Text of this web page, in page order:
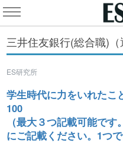
三井住友銀行(総合職)
ES研究所
学生時代に力をいれたこ
100
（最大３つ記載可能で
にご記載ください。1つで